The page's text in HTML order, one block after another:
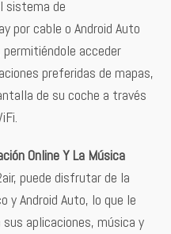
sistema de
por cable o Android Auto
acceder
preferidas de mapas,
de su coche a través
Online Y La Música
puede disfrutar de la
y Android Auto, lo que le
aplicaciones, música y